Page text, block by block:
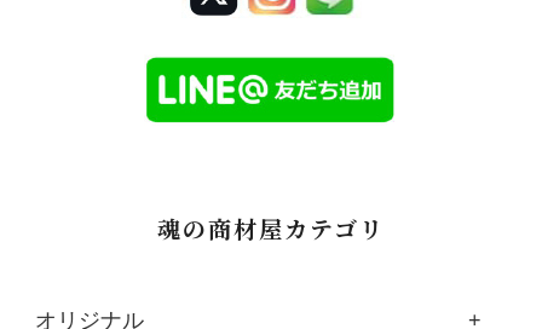
魂の商材屋カテゴリ
オリジナル